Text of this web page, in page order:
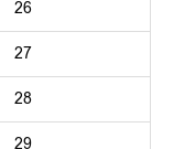
26
27
28
29